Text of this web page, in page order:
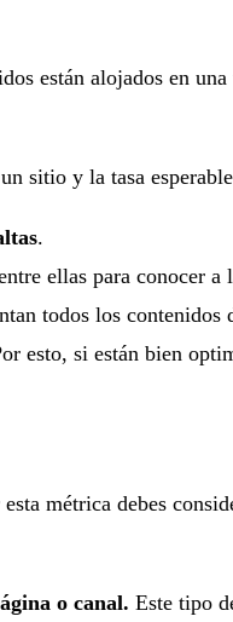
están alojados en
sitio y la tasa
.
ellas para conocer a
todos los
esto, si están bien
métrica debes
o canal. Este tipo